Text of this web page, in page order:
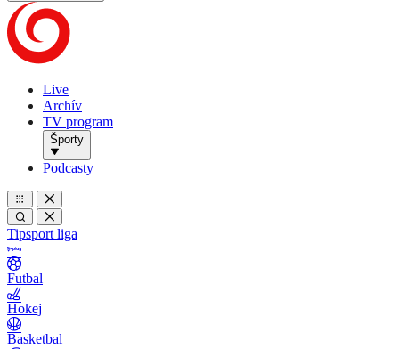
Live
Archív
TV program
Športy
Podcasty
Tipsport liga
Futbal
Hokej
Basketbal